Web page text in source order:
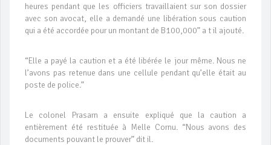
heures pendant que les officiers travaillaient sur son dossier
avec son avocat, elle a demandé une libération sous caution
qui a été accordée pour un montant de B100,000” a t il ajouté.
“Elle a payé la caution et a été libérée le jour même. Nous ne
l’avons pas retenue dans une cellule pendant qu’elle était au
poste de police.”
Le colonel Prasarn a ensuite expliqué que la caution a
entièrement été restituée à Melle Cornu. “Nous avons des
documents pouvant le prouver” dit il.